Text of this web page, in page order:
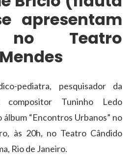
apresentam
no Teatro
pediatra, pesquisador da
compositor Tuninho Ledo
“Encontros Urbanos” no
às 20h, no Teatro Cândido
Rio de Janeiro.